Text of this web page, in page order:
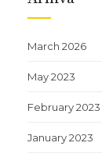
March 2026
May 2023
February 2023
January 2023